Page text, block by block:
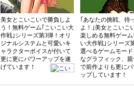
美女とこいこいで勝負しよ
う！無料ゲーム｢こいこい大
作戦｣シリーズ第3弾！オリ
ジナルシステムと可愛いキ
ャラクターボイスが付いて
更に更にパワーアップを遂
げています！
｢あなたの挑戦、待
よ！｣美女とこいこ
楽しめる無料ゲー
い大作戦｣シリーズ
選べるゲームモー
なグラフィック、
で前作よりも更に
ップしています！